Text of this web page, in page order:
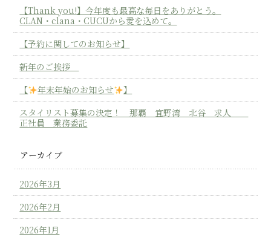
【Thank you!】今年度も最高な毎日をありがとう。
CLAN・clana・CUCUから愛を込めて。
【予約に関してのお知らせ】
新年のご挨拶
【
年末年始のお知らせ
】
スタイリスト募集の決定！ 那覇 宜野湾 北谷 求人
正社員 業務委託
アーカイブ
2026年3月
2026年2月
2026年1月